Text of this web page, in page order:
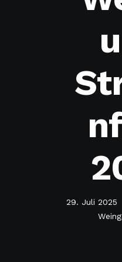
29. Juli 2025